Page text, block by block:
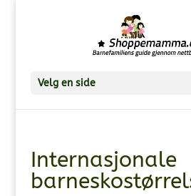
Velg en side
Internasjonale